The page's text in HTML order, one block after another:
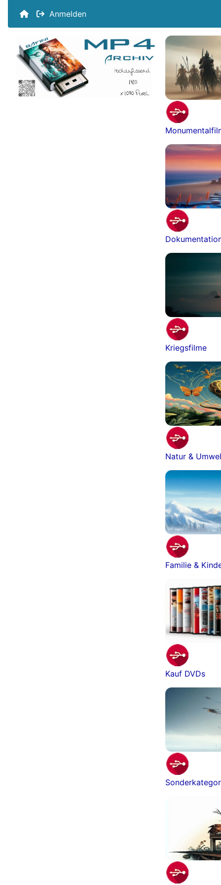
Anmelden
Kriegsfilme
Natur &
Familie &
Kauf DVDs